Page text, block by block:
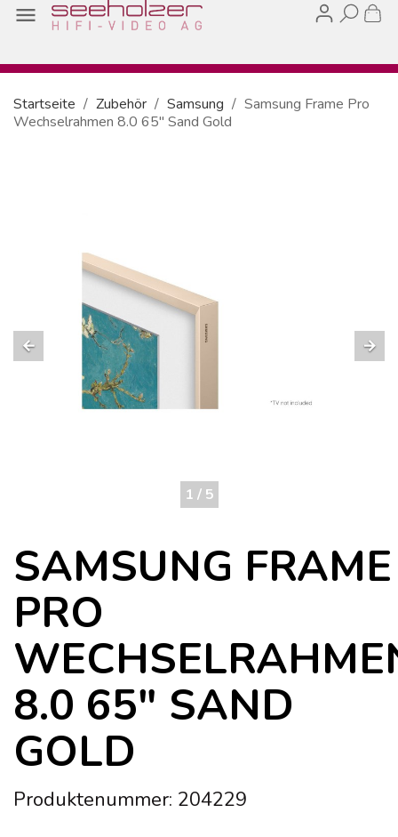

Startseite Zubehör Samsung
Samsung Frame Pro
Wechselrahmen 8.0 65" Sand Gold
1 / 5
arrow_back arrow_forward
SAMSUNG FRAME
PRO
8.0 65" SAND
GOLD
Produktenummer: 204229